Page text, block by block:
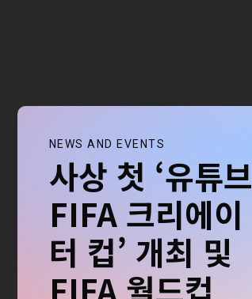
NEWS AND EVENTS
사상 첫 ‘유튜브
FIFA 크리에이
터 컵’ 개최 및
FIFA 월드컵